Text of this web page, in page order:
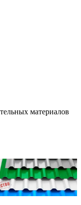
материалов